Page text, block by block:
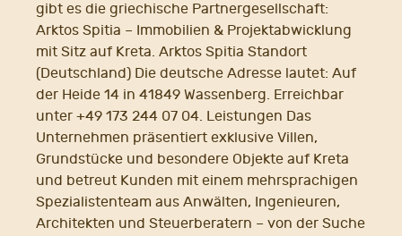
gibt es die griechische Partnergesellschaft:
Arktos Spitia – Immobilien & Projektabwicklung
mit Sitz auf Kreta. Arktos Spitia Standort
(Deutschland) Die deutsche Adresse lautet: Auf
der Heide 14 in 41849 Wassenberg. Erreichbar
unter +49 173 244 07 04. Leistungen Das
Unternehmen präsentiert exklusive Villen,
Grundstücke und besondere Objekte auf Kreta
und betreut Kunden mit einem mehrsprachigen
Spezialistenteam aus Anwälten, Ingenieuren,
Architekten und Steuerberatern – von der Suche